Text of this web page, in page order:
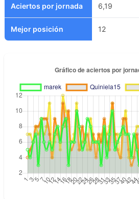
Aciertos por jornada 6,19
Mejor posición 12